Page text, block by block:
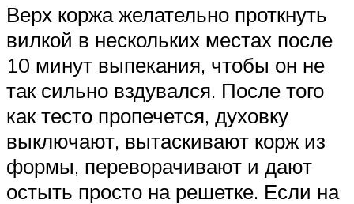
Верх коржа желательно проткнуть
вилкой в нескольких местах после
10 минут выпекания, чтобы он не
так сильно вздувался. После того
как тесто пропечется, духовку
выключают, вытаскивают корж из
формы, переворачивают и дают
остыть просто на решетке. Если на